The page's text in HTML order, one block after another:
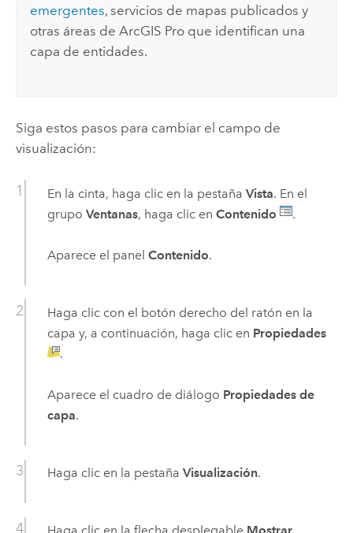
emergentes, servicios de mapas publicados y
otras áreas deArcGIS Pro que identifican una
capa de entidades.
Siga estos pasos para cambiar el campo de
visualización:
En la cinta, haga clic en la pestaña Vista. En el
grupo Ventanas, haga clic en Contenido .
Aparece el panel Contenido.
Haga clic con el botón derecho del ratón en la
capa y, a continuación, haga clic en Propiedades
.
Aparece el cuadro de diálogo Propiedades de
capa.
Haga clic en la pestaña Visualización.